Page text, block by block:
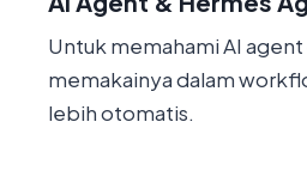
Untuk memahami AI agent
memakainya dalam
lebih otomatis.